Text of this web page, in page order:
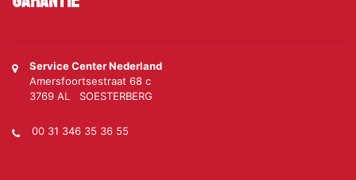
Service Center Nederland
Amersfoortsestraat 68 c
3769 AL SOESTERBERG
00 31 346 35 36 55